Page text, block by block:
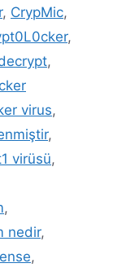
, CrypMic,
,
,
virus,
,
virüsü,
,
nedir,
,